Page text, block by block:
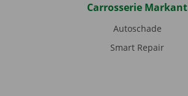
Carrosserie Markant
Autoschade
Smart Repair